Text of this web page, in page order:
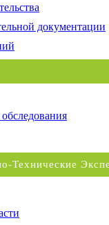
документации
Технические